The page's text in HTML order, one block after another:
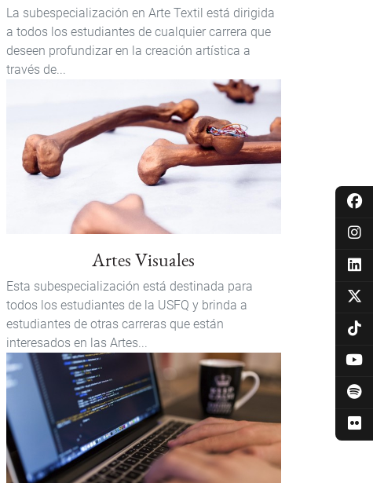
La subespecialización en Arte Textil está dirigida
a todos los estudiantes de cualquier carrera que
deseen profundizar en la creación artística a
través de...
Artes Visuales
Esta subespecialización está destinada para
todos los estudiantes de la USFQ y brinda a
estudiantes de otras carreras que están
interesados en las Artes...